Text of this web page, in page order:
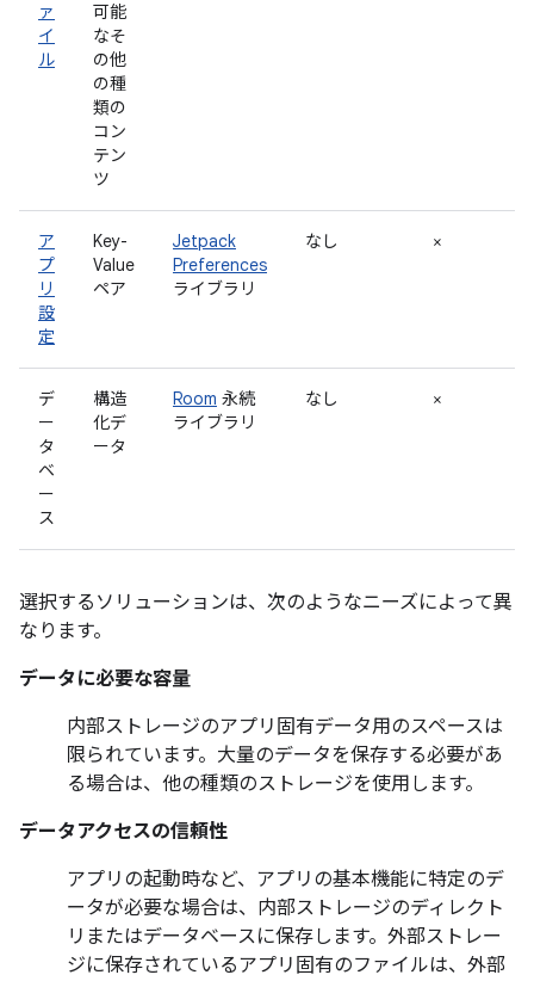
ァ
イ
ル
可能
なそ
の他
の種
類の
コン
テン
ツ
ア
プ
リ
設
定
Key-
Value
ペア
Jetpack
Preferences
ライブラリ
なし ×
デ
ー
タ
ベ
ー
ス
構造
化デ
ータ
Room 永続
ライブラリ
なし ×
選択するソリューションは、次のようなニーズによって異
なります。
データに必要な容量
内部ストレージのアプリ固有データ用のスペースは
限られています。大量のデータを保存する必要があ
る場合は、他の種類のストレージを使用します。
データアクセスの信頼性
アプリの起動時など、アプリの基本機能に特定のデ
ータが必要な場合は、内部ストレージのディレクト
リまたはデータベースに保存します。外部ストレー
ジに保存されているアプリ固有のファイルは、外部